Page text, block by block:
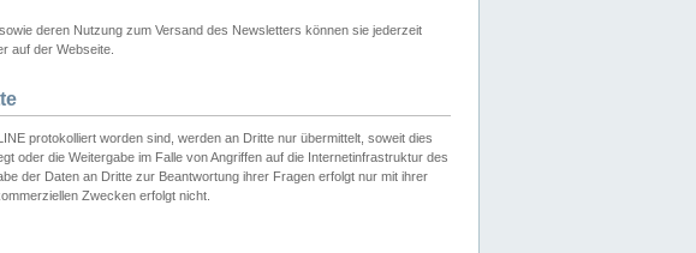
deren Nutzung zum Versand des Newsletters können sie jederzeit
auf der Webseite.
protokolliert worden sind, werden an Dritte nur übermittelt, soweit dies
oder die Weitergabe im Falle von Angriffen auf die Internetinfrastruktur des
der Daten an Dritte zur Beantwortung ihrer Fragen erfolgt nur mit ihrer
Zwecken erfolgt nicht.